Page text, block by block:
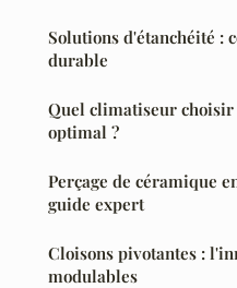
Solutions d'étanchéité :
durable
Quel climatiseur
optimal ?
Perçage de céramique
guide expert
Cloisons pivotantes :
modulables